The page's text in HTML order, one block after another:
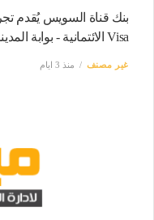
بنك قناة السويس يُقدم
Visa الائتمانية - بوابة المدينة
غير مصنف منذ 3 ايام